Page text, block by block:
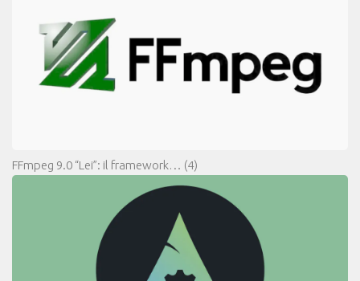
FFmpeg 9.0 “Lei”: il framework… (4)